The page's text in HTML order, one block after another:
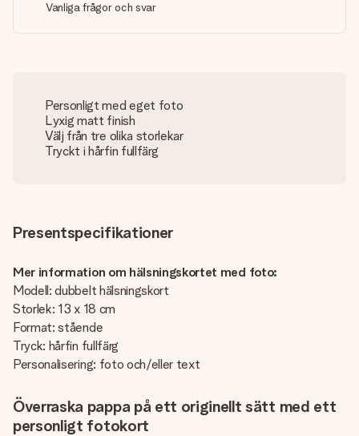
Vanliga frågor och svar
Personligt med eget foto
Lyxig matt finish
Välj från tre olika storlekar
Tryckt i hårfin fullfärg
Presentspecifikationer
Mer information om hälsningskortet med foto:
Modell: dubbelt hälsningskort
Storlek: 13 x 18 cm
Format: stående
Tryck: hårfin fullfärg
Personalisering: foto och/eller text
Överraska pappa på ett originellt sätt med ett
personligt fotokort